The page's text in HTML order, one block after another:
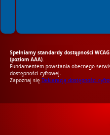
Spełniamy standardy dostępności
(poziom AAA).
Fundamentem powstania obecnego
dostępności cyfrowej.
Zapoznaj się Deklaracją dostępności